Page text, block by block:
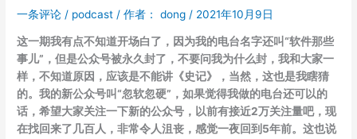
一条评论 / podcast / 作者： dong / 2021年10月9日
这一期我有点不知道开场白了，因为我的电台名字还叫“软件那些
事儿”，但是公众号被永久封了，不要问我为什么封，我和大家一
样，不知道原因，应该是不能讲《史记》，当然，这也是我瞎猜
的。我的新公众号叫“忽软忽硬”，如果觉得我做的电台还可以的
话，希望大家关注一下新的公众号，以前有接近2万关注量吧，现
在找回来了几百人，非常令人沮丧，感觉一夜回到5年前。这也说